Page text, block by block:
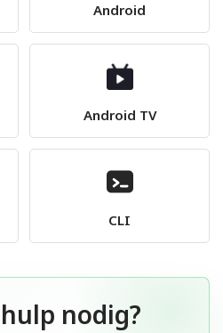
Android
Android TV
CLI
nodig?